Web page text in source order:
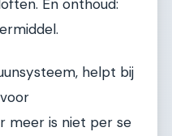
En onthoud:
helpt bij
meer is niet per se